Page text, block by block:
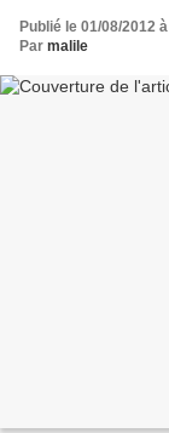
Publié le 01/08/2012
Par malile